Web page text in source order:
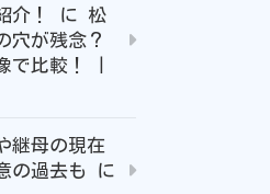
介！
に 松
穴が残念？
で比較！ |
継母の現在
の過去も
に